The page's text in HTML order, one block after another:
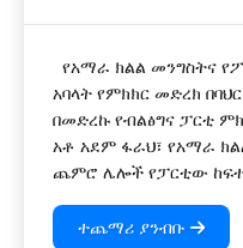
የአማራ ክልል መንግስትና
አባላት የምክክር መድረክ
በመድረኩ የብልፅግና ፓርቲ
አቶ አደም ፋራህ፣ የአማራ
ጨምሮ ሌሎች የፓርቲው
ተጨማሪ ያንብቡ